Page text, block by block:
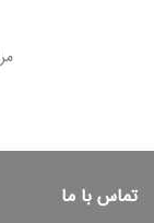
تماس با ما